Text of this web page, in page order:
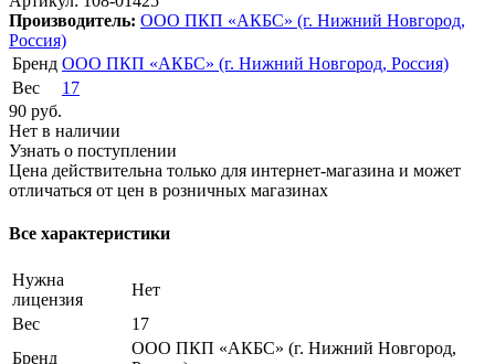
Производитель: ООО ПКП «АКБС» (г. Нижний Новгород,
Россия)
Бренд ООО ПКП «АКБС» (г. Нижний Новгород, Россия)
Вес
17
90 руб.
Нет в наличии
Узнать о поступлении
Цена действительна только для интернет-магазина и может
отличаться от цен в розничных магазинах
Все характеристики
Нужна
лицензия
Нет
Вес
17
Бренд
ООО ПКП «АКБС» (г. Нижний Новгород,